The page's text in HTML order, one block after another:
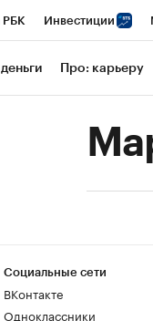
РБК Инвестиции
Школа
Франшизы
Про: карьеру
Социальные сети
ВКонтакте
Одноклассники